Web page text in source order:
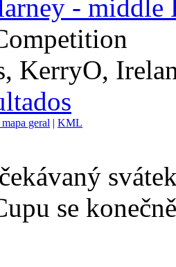
- middle
KerryO,
geral | KML
se